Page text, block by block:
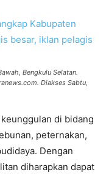
Bengkulu Selatan.
Diakses Sabtu,
di bidang
peternakan,
Dengan
diharapkan dapat